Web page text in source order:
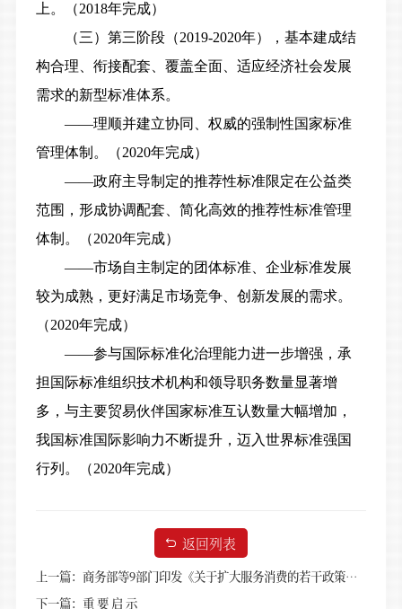
上。（2018年完成）
（三）第三阶段（2019-2020年），基本建成结
构合理、衔接配套、覆盖全面、适应经济社会发展
需求的新型标准体系。
——理顺并建立协同、权威的强制性国家标准
管理体制。（2020年完成）
——政府主导制定的推荐性标准限定在公益类
范围，形成协调配套、简化高效的推荐性标准管理
体制。（2020年完成）
——市场自主制定的团体标准、企业标准发展
较为成熟，更好满足市场竞争、创新发展的需求。
（2020年完成）
——参与国际标准化治理能力进一步增强，承
担国际标准组织技术机构和领导职务数量显著增
多，与主要贸易伙伴国家标准互认数量大幅增加，
我国标准国际影响力不断提升，迈入世界标准强国
行列。（2020年完成）
返回列表
上一篇：商务部等9部门印发《关于扩大服务消费的若干政策措施》的通知
下一篇：重 要 启 示